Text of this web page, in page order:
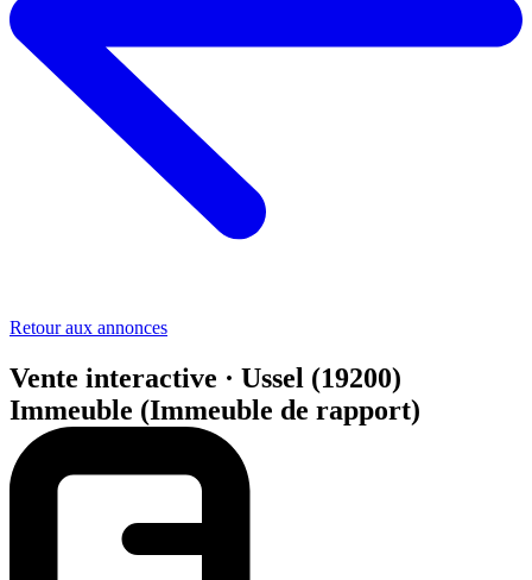
Retour aux annonces
Vente interactive · Ussel (19200)
Immeuble (Immeuble de rapport)